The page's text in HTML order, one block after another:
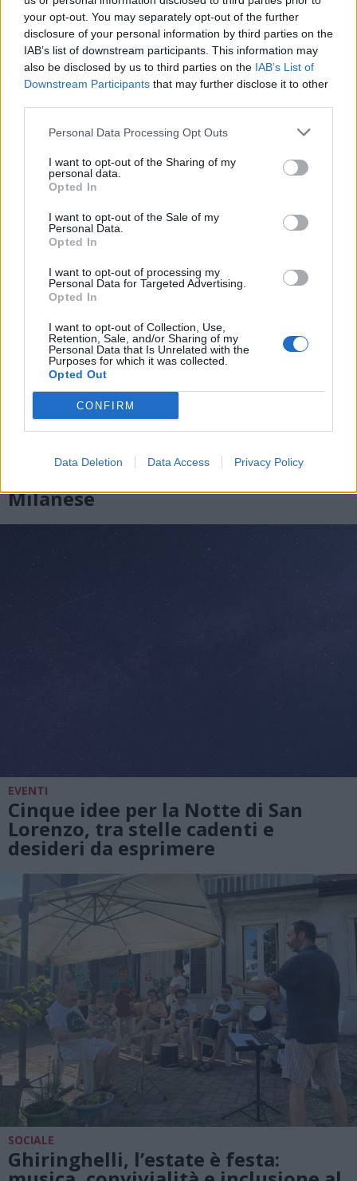
your opt-out. You may separately opt-out of the further
disclosure of your personal information by third parties on the
IAB’s list of downstream participants. This information may
also be disclosed by us to third parties on the IAB’s List of
Downstream Participants that may further disclose it to other
Personal Data Processing Opt Outs
I want to opt-out of the Sharing of my
personal data.
Opted In
I want to opt-out of the Sale of my
Personal Data.
Opted In
I want to opt-out of processing my
Personal Data for Targeted Advertising.
Opted In
I want to opt-out of Collection, Use,
Retention, Sale, and/or Sharing of my
Personal Data that Is Unrelated with the
Purposes for which it was collected.
Opted Out
CONFIRM
Data Deletion Data Access Privacy Policy
VIABILITÀ
Weekend da “bollino nero” per
l’esodo estivo. Previsti oltre 25
Cosa fare nel weekend del 7, 8 e 9
Milanese
EVENTI
Cinque idee per la Notte di San
Lorenzo, tra stelle cadenti e
desideri da esprimere
SOCIALE
Ghiringhelli, l’estate è festa: